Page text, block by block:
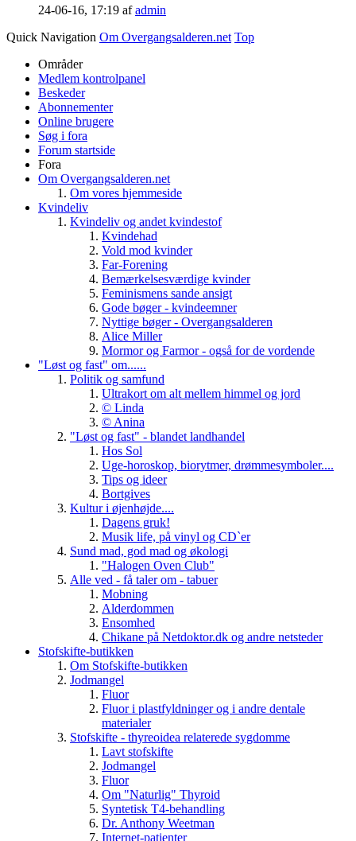
24-06-16, 17:19 afadmin
Quick Navigation Om Overgangsalderen.net Top
Områder
Medlem kontrolpanel
Beskeder
Abonnementer
Online brugere
Søg i fora
Forum startside
Fora
Om Overgangsalderen.net
Om vores hjemmeside
Kvindeliv
Kvindeliv og andet kvindestof
Kvindehad
Vold mod kvinder
Far-Forening
Bemærkelsesværdige kvinder
Feminismens sande ansigt
Gode bøger - kvindeemner
Nyttige bøger - Overgangsalderen
Alice Miller
Mormor og Farmor - også for de vordende
"Løst og fast" om......
Politik og samfund
Ultrakort om alt mellem himmel og jord
© Linda
© Anina
"Løst og fast" - blandet landhandel
Hos Sol
Uge-horoskop, biorytmer, drømmesymboler....
Tips og ideer
Bortgives
Kultur i øjenhøjde....
Dagens gruk!
Musik life, på vinyl og CD`er
Sund mad, god mad og økologi
"Halogen Oven Club"
Alle ved - få taler om - tabuer
Mobning
Alderdommen
Ensomhed
Chikane på Netdoktor.dk og andre netsteder
Stofskifte-butikken
Om Stofskifte-butikken
Jodmangel
Fluor
Fluor i plastfyldninger og i andre dentale
materialer
Stofskifte - thyreoidea relaterede sygdomme
Lavt stofskifte
Jodmangel
Fluor
Om "Naturlig" Thyroid
Syntetisk T4-behandling
Dr. Anthony Weetman
Internet-patienter